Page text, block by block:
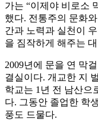
가는 “이제야 비로소
했다. 전통주의 문화
간과 노력과 실천이
을 짐작하게 해주는
2009년에 문을 연 막
결실이다. 개교한 지
학교는 1년 전 남산으
다. 그동안 졸업한 학
풍도 드물다.